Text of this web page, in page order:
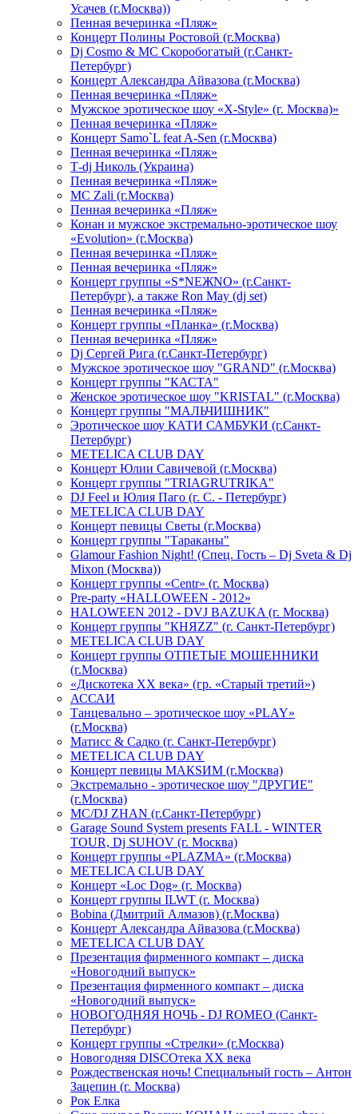
Усачев (г.Москва))
Пенная вечеринка «Пляж»
Концерт Полины Ростовой (г.Москва)
Dj Cosmo & МС Скоробогатый (г.Санкт-
Петербург)
Концерт Александра Айвазова (г.Москва)
Пенная вечеринка «Пляж»
Мужское эротическое шоу «X-Style» (г. Москва)»
Пенная вечеринка «Пляж»
Концерт Samo`L feat A-Sen (г.Москва)
Пенная вечеринка «Пляж»
Т-dj Николь (Украина)
Пенная вечеринка «Пляж»
МС Zali (г.Москва)
Пенная вечеринка «Пляж»
Конан и мужское экстремально-эротическое шоу
«Evolution» (г.Москва)
Пенная вечеринка «Пляж»
Пенная вечеринка «Пляж»
Концерт группы «S*NEЖNO» (г.Санкт-
Петербург), а также Ron May (dj set)
Пенная вечеринка «Пляж»
Концерт группы «Планка» (г.Москва)
Пенная вечеринка «Пляж»
Dj Сергей Рига (г.Санкт-Петербург)
Мужское эротическое шоу "GRAND" (г.Москва)
Концерт группы "КАСТА"
Женское эротическое шоу "KRISTAL" (г.Москва)
Концерт группы "МАЛЬЧИШНИК"
Эротическое шоу КАТИ САМБУКИ (г.Санкт-
Петербург)
METELICA CLUB DAY
Концерт Юлии Савичевой (г.Москва)
Концерт группы "TRIAGRUTRIKA"
DJ Feel и Юлия Паго (г. С. - Петербург)
METELICA CLUB DAY
Концерт певицы Светы (г.Москва)
Концерт группы "Тараканы"
Glamour Fashion Night! (Спец. Гость – Dj Sveta & Dj
Mixon (Москва))
Концерт группы «Centr» (г. Москва)
Pre-party «HALLOWEEN - 2012»
HALOWEEN 2012 - DVJ BAZUKA (г. Москва)
Концерт группы "КНЯZZ" (г. Санкт-Петербург)
METELICA CLUB DAY
Концерт группы ОТПЕТЫЕ МОШЕННИКИ
(г.Москва)
«Дискотека ХХ века» (гр. «Старый третий»)
АССАИ
Танцевально – эротическое шоу «PLAY»
(г.Москва)
Матисс & Садко (г. Санкт-Петербург)
METELICA CLUB DAY
Концерт певицы МАКSИМ (г.Москва)
Экстремально - эротическое шоу "ДРУГИЕ"
(г.Москва)
МС/DJ ZHAN (г.Санкт-Петербург)
Garage Sound System presents FALL - WINTER
TOUR, Dj SUHOV (г. Москва)
Концерт группы «PLAZMA» (г.Москва)
METELICA CLUB DAY
Концерт «Loc Dog» (г. Москва)
Концерт группы ILWT (г. Москва)
Bobina (Дмитрий Алмазов) (г.Москва)
Концерт Александра Айвазова (г.Москва)
METELICA CLUB DAY
Презентация фирменного компакт – диска
«Новогодний выпуск»
Презентация фирменного компакт – диска
«Новогодний выпуск»
НОВОГОДНЯЯ НОЧЬ - DJ ROMEO (Санкт-
Петербург)
Концерт группы «Стрелки» (г.Москва)
Новогодняя DISCOтека ХХ века
Рождественская ночь! Специальный гость – Антон
Зацепин (г. Москва)
Рок Елка